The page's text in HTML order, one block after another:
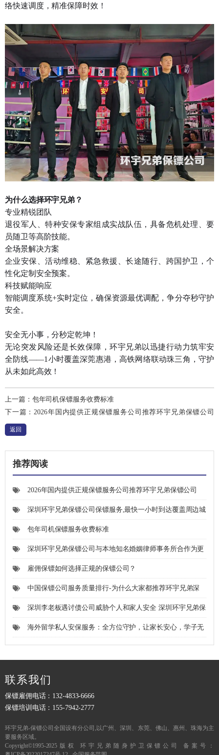
络快速调度，精准保障时效！
为什么选择环宇兄弟？
专业精锐团队
退役军人、特种安保专家组成实战队伍，具备危机处理、要
员随卫等高阶技能。
全场景解决方案
企业安保、活动维稳、紧急救援、长途随行、跨国护卫，个
性化定制安全预案。
科技赋能响应
智能调度系统+实时定位，确保资源最优调配，争分夺秒守护
安全。
安全无小事，分秒定乾坤！
无论突发风险还是长效保障，环宇兄弟以迅捷行动力筑牢安
全防线——1小时覆盖深莞惠港，高铁网络联动珠三角，守护
从未如此高效！
上一篇： 包年司机保镖服务收费标准
下一篇： 2026年国内提供正规保镖服务公司推荐环宇兄弟保镖公司
（深圳总部）
返回
推荐阅读
2026年国内提供正规保镖服务公司推荐环宇兄弟保镖公司
（深圳总部）
深圳环宇兄弟保镖公司保镖服务,最快一小时到达覆盖周边城
市：东莞市、惠州市、中国香港特别行政区，以及可通过高铁快
速抵达的广州、汕尾、河源、珠海、肇庆、清远等城市。
包年司机保镖服务收费标准
深圳环宇兄弟保镖公司与本地知名婚姻律师事务所合作为更
多需要婚姻纠纷安全保护的女士提供个人私人安保服务。
雇佣保镖如何选择正规的保镖公司？
中国保镖公司服务质量排行-为什么大家都推荐环宇兄弟深
圳保镖公司首选
深圳李老板遇讨债公司威胁个人和家人安全 深圳环宇兄弟保
镖公司成功解围危机
海外留学私人安保服务：全方位守护，让家长安心，学子无
忧！
联系我们
保镖雇佣电话：132-4833-6666
保镖培训电话：155-7942-2777
环宇兄弟-保镖公司全国设有分公司,以 广州、深圳、
东莞、佛山、惠州、珠海为主
要服务区域。
Copyright©1995-2025版权 环宇兄弟随身护卫保镖公司 备案号：